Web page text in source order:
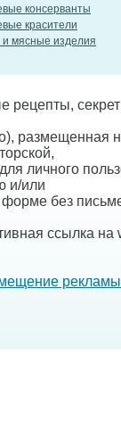
консерванты
красители
и мясные изделия
рецепты,
размещенная
личного
и/или
без
ссылка на
рекламы